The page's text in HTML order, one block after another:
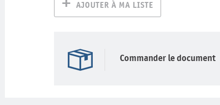
AJOUTER À MA LISTE
Commander le document